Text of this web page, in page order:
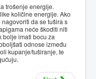
trošenje energije.
količine energije. Ako
da se tušira s
neće škoditi niti
bolje imati bocu za
odnose između
kupanje/tuširanje, te